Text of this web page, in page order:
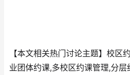
【本文相关热门讨论主题】校区
业团体约课,多校区约课管理,分